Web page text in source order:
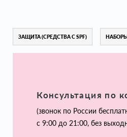
ЗАЩИТА (СРЕДСТВА С SPF)
Консультация по
(звонок по России
с 9:00 до 21:00, без